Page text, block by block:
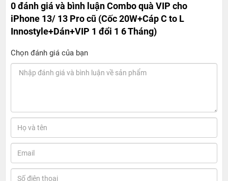
0 đánh giá và bình luậnCombo quà VIP cho
iPhone 13/ 13 Pro cũ (Cốc 20W+Cáp C to L
Innostyle+Dán+VIP 1 đổi 1 6 Tháng)
Chọn đánh giá của bạn